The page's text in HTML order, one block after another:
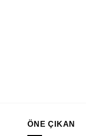
ÖNE ÇIKAN